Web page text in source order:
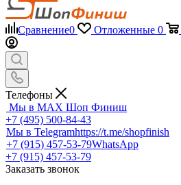
Сравнение0 Отложенные 0
Телефоны
Мы в MAX Шоп Финиш
+7 (495) 500-84-43
Мы в Telegramhttps://t.me/shopfinish
+7 (915) 457-53-79WhatsApp
+7 (915) 457-53-79
Заказать звонок